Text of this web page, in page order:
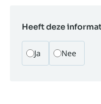
Heeft deze
Ja Nee